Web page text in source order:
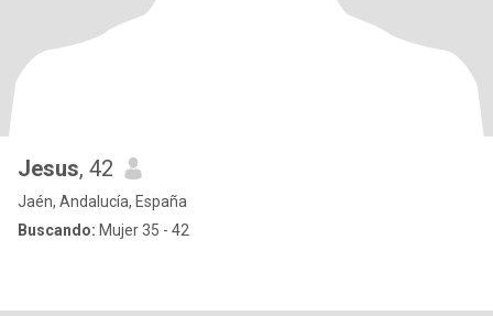
Jesus, 42
Jaén, Andalucía, España
Buscando: Mujer 35 - 42